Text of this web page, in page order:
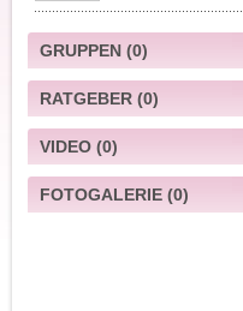
GRUPPEN(0)
RATGEBER(0)
VIDEO(0)
FOTOGALERIE(0)